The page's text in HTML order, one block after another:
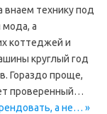
внаем технику под
мода, а
коттеджей и
круглый год
Гораздо проще,
проверенный…
а не… »